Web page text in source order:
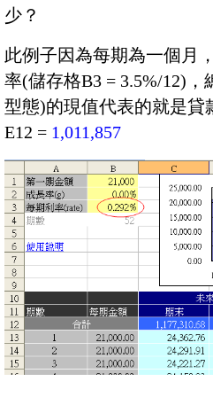
少？
此例子因為每期為一個月
率(儲存格B3 = 3.5%/12)
型態)的現值代表的就是貸
E12 = 1,011,857